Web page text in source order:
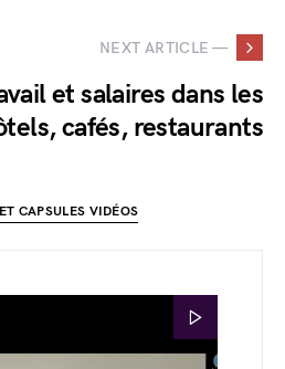
NEXT ARTICLE —
et salaires dans les
cafés, restaurants
CAPSULES VIDÉOS